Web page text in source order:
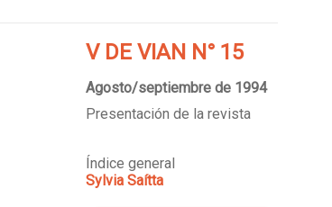
V DE VIAN N° 15
Agosto/septiembre de 1994
Presentación de la revista
Índice general
Sylvia Saítta